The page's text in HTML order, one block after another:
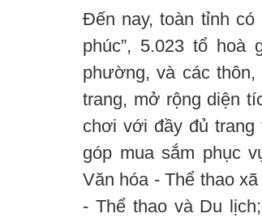
Đến nay, toàn tỉnh có
phúc”, 5.023 tổ hoà
phường, và các
trang, mở rộng diện
chơi với đầy đủ
góp mua sắm phục
Văn hóa - Thể thao
- Thể thao và Du